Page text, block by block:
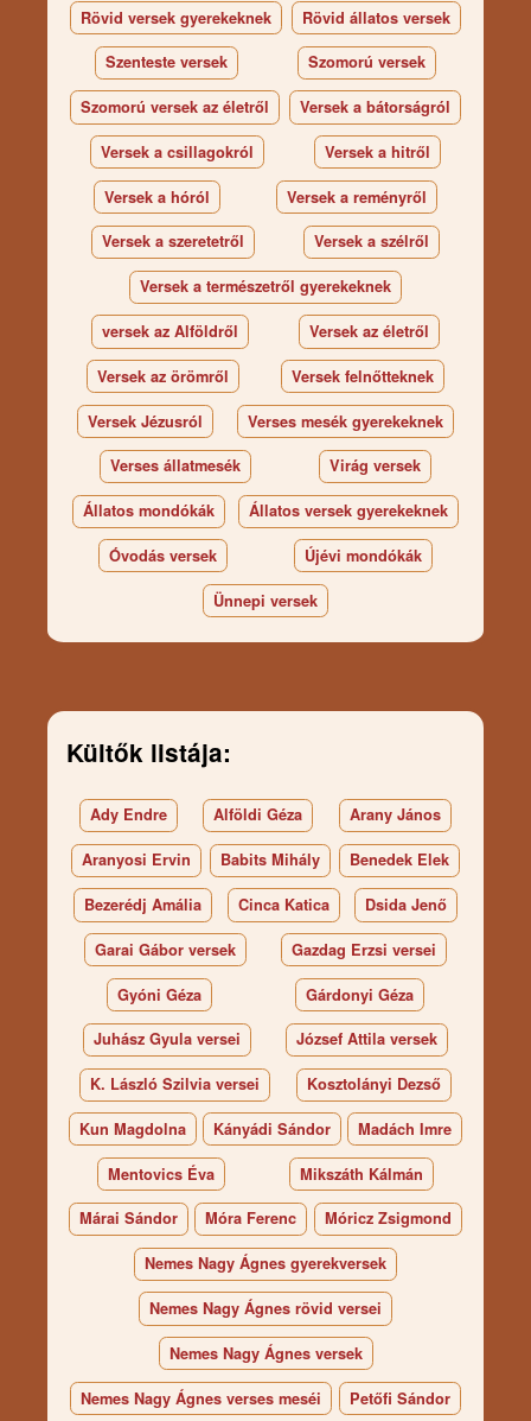
Rövid versek gyerekeknek Rövid állatos versek
Szenteste versek Szomorú versek
Szomorú versek az életről Versek a bátorságról
Versek a csillagokról Versek a hitről
Versek a hóról Versek a reményről
Versek a szeretetről Versek a szélről
Versek a természetről gyerekeknek
versek az Alföldről Versek az életről
Versek az örömről Versek felnőtteknek
Versek Jézusról Verses mesék gyerekeknek
Verses állatmesék Virág versek
Állatos mondókák Állatos versek gyerekeknek
Óvodás versek Újévi mondókák
Ünnepi versek
Kültők listája:
Ady Endre Alföldi Géza Arany János
Aranyosi Ervin Babits Mihály Benedek Elek
Bezerédj Amália Cinca Katica Dsida Jenő
Garai Gábor versek Gazdag Erzsi versei
Gyóni Géza Gárdonyi Géza
Juhász Gyula versei József Attila versek
K. László Szilvia versei Kosztolányi Dezső
Kun Magdolna Kányádi Sándor Madách Imre
Mentovics Éva Mikszáth Kálmán
Márai Sándor Móra Ferenc Móricz Zsigmond
Nemes Nagy Ágnes gyerekversek
Nemes Nagy Ágnes rövid versei
Nemes Nagy Ágnes versek
Nemes Nagy Ágnes verses meséi Petőfi Sándor